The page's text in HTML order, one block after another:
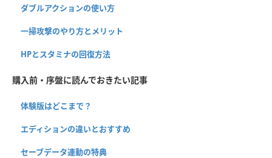
ダブルアクションの使い方
一掃攻撃のやり方とメリット
HPとスタミナの回復方法
購入前・序盤に読んでおきたい記事
体験版はどこまで？
エディションの違いとおすすめ
セーブデータ連動の特典